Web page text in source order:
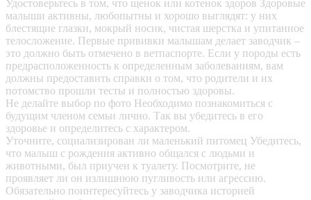
Удостоверьтесь в том, что щенок или котенок здоров Здоровые
малыши активны, любопытны и хорошо выглядят: у них
блестящие глазки, мокрый носик, чистая шерстка и упитанное
телосложение. Первые прививки малышам делает заводчик –
это должно быть отмечено в ветпаспорте. Если у породы есть
предрасположенность к определенным заболеваниям, вам
должны предоставить справки о том, что родители и их
потомство прошли тесты и полностью здоровы.
Не делайте выбор по фото Необходимо познакомиться с
будущим членом семьи лично. Так вы убедитесь в его
здоровье и определитесь с характером.
Уточните, социализирован ли маленький питомец Убедитесь,
что малыш с рождения активно общался с людьми и
животными, был приучен к туалету. Посмотрите, не
проявляет ли он излишнюю пугливость или агрессию.
Обязательно поинтересуйтесь у заводчика историей